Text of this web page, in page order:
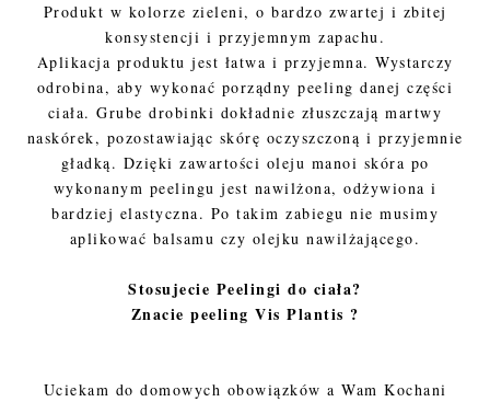
Produkt w kolorze zieleni, o bardzo zwartej i zbitej
konsystencji i przyjemnym zapachu.
Aplikacja produktu jest łatwa i przyjemna. Wystarczy
odrobina, aby wykonać porządny peeling danej części
ciała. Grube drobinki dokładnie złuszczają martwy
naskórek, pozostawiając skórę oczyszczoną i przyjemnie
gładką. Dzięki zawartości oleju manoi skóra po
wykonanym peelingu jest nawilżona, odżywiona i
bardziej elastyczna. Po takim zabiegu nie musimy
aplikować balsamu czy olejku nawilżającego.
Stosujecie Peelingi do ciała?
Znacie peeling Vis Plantis ?
Uciekam do domowych obowiązków a Wam Kochani